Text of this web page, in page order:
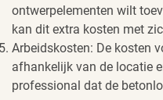
ontwerpelementen wilt
kan dit extra kosten met
Arbeidskosten: De kosten
afhankelijk van de locatie
professional dat de